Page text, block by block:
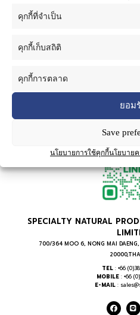
คุกกี้ที่จำเป็น
คุกกี้เก็บสถิติ
คุกกี้การตลาด
ยอม
Save
นโยบายการใช้คุกกี้นโยบาย
เพอรีนนี้ ยังเพิ่มการดูดซึมแ
วิตามินบี บีตาแคโรทีน เคอร์
เลือดหมุนเวียนดีขึ้น เพิ่มกา
สมองที่ทำให้รู้สึกผ่อนคลาย
SPECIALTY NATURAL
700/364 MOO 6, NONG MAI
TEL : +66
MOBILE : +66
E-MAIL :